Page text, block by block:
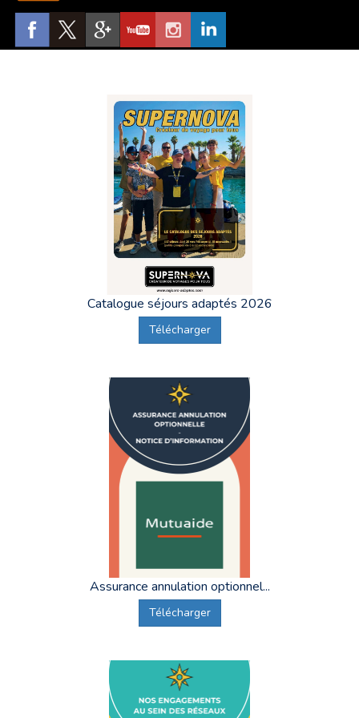
Catalogue séjours adaptés 2026
Télécharger
Assurance annulation optionnel...
Télécharger